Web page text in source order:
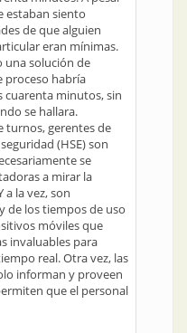
estaban siento
de que alguien
eran mínimas.
una solución de
proceso habría
cuarenta minutos, sin
se hallara.
turnos, gerentes de
(HSE) son
se
a mirar la
a la vez, son
de los tiempos de uso
móviles que
invaluables para
real. Otra vez, las
informan y proveen
que el personal